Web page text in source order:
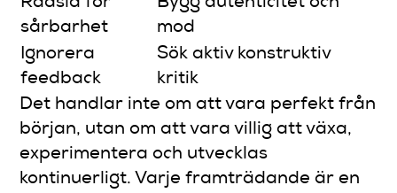
sårbarhet
mod
Ignorera
feedback
Sök aktiv konstruktiv
kritik
Det handlar inte om att vara perfekt från
början, utan om att vara villig att växa,
experimentera och utvecklas
kontinuerligt. Varje framträdande är en